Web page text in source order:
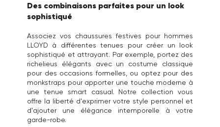
Des combinaisons parfaites pour un look
sophistiqué
Associez vos chaussures festives pour hommes
LLOYD à différentes tenues pour créer un look
sophistiqué et attrayant. Par exemple, portez des
richelieus élégants avec un costume classique
pour des occasions formelles, ou optez pour des
monkstraps pour apporter une touche moderne à
une tenue smart casual. Notre collection vous
offre la liberté d'exprimer votre style personnel et
d'ajouter une élégance intemporelle à votre
garde-robe.